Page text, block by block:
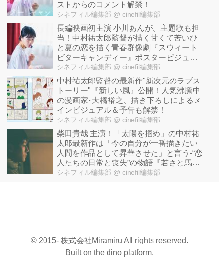
ストからのコメント解禁！
シネフィル編集部 @ cinefil編集部
長編映画初主演 小川あんが、主題歌も担
当！中村祐太郎監督が描く甘くて苦いひ
と夏の恋を描く青春群像劇『スウィート
ビターキャンディー』ポスタービジュア
ル&予告編解禁！
シネフィル編集部 @ cinefil編集部
中村祐太郎監督の最新作"新次元のラブス
トーリー"『新しい風』公開！人気沸騰中
の漫画家･大橋裕之、描き下ろしによるメ
インビジュアル＆予告も解禁！
シネフィル編集部 @ cinefil編集部
柴田貴哉 主演！「太陽を掴め」の中村祐
太郎最新作は「今の自分が一番描きたい
人間を作品として昇華させた」と言う-“恋
人たちの日常と喪失”の物語『若さと馬鹿
さ』
シネフィル編集部 @ cinefil編集部
© 2015- 株式会社Miramiru All rights reserved.
Built on the dino platform.